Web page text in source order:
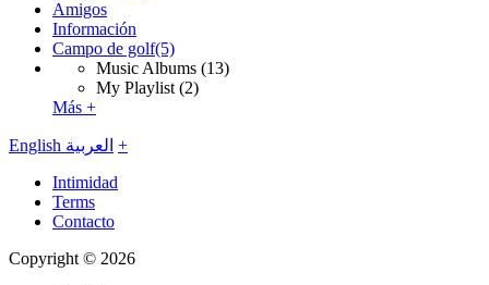
Amigos
Información
Campo de golf(5)
Music Albums (13)
My Playlist (2)
Más +
English العربية +
Intimidad
Terms
Contacto
Copyright © 2026